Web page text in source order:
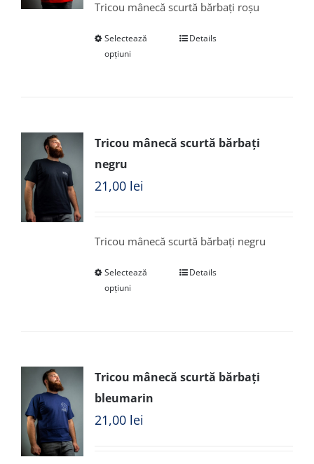
Tricou mânecă scurtă bărbați roșu
Selectează
opțiuni
Details
Tricou mânecă scurtă bărbați
negru
21,00 lei
Tricou mânecă scurtă bărbați negru
Selectează
opțiuni
Details
Tricou mânecă scurtă bărbați
bleumarin
21,00 lei